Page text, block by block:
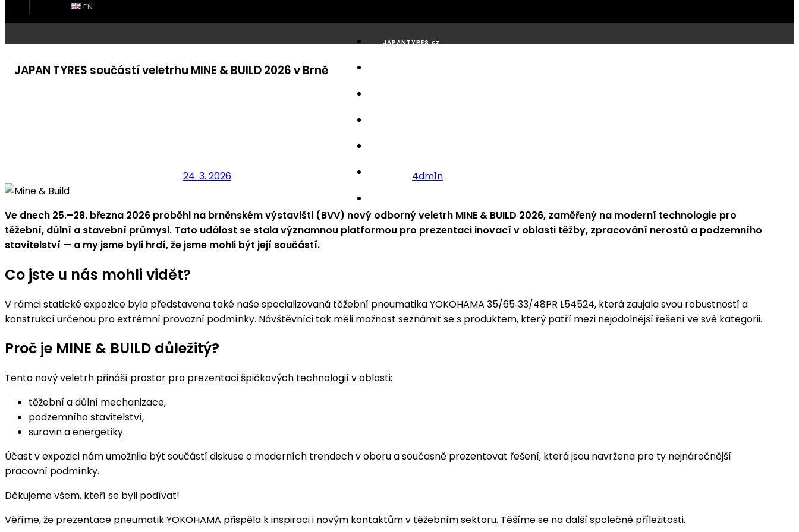
EN
JAPANTYRES.cz
O nás
JAPAN TYRES součástí veletrhu MINE & BUILD 2026 v Brně
24. 3. 2026 4dm1n
Ve dnech 25.–28. března 2026 proběhl na brněnském výstavišti (BVV) nový odborný veletrh MINE & BUILD 2026, zaměřený na moderní technologie pro
těžební, důlní a stavební průmysl. Tato událost se stala významnou platformou pro prezentaci inovací v oblasti těžby, zpracování nerostů a podzemního
stavitelství — a my jsme byli hrdí, že jsme mohli být její součástí.
Co jste u nás mohli vidět?
V rámci statické expozice byla představena také naše specializovaná těžební pneumatika YOKOHAMA 35/65‑33/48PR L54524, která zaujala svou robustností a
konstrukcí určenou pro extrémní provozní podmínky. Návštěvníci tak měli možnost seznámit se s produktem, který patří mezi nejodolnější řešení ve své kategorii.
Proč je MINE & BUILD důležitý?
Tento nový veletrh přináší prostor pro prezentaci špičkových technologií v oblasti:
těžební a důlní mechanizace,
podzemního stavitelství,
surovin a energetiky.
Účast v expozici nám umožnila být součástí diskuse o moderních trendech v oboru a současně prezentovat řešení, která jsou navržena pro ty nejnáročnější
pracovní podmínky.
Děkujeme všem, kteří se byli podívat!
Věříme, že prezentace pneumatik YOKOHAMA přispěla k inspiraci i novým kontaktům v těžebním sektoru. Těšíme se na další společné příležitosti.